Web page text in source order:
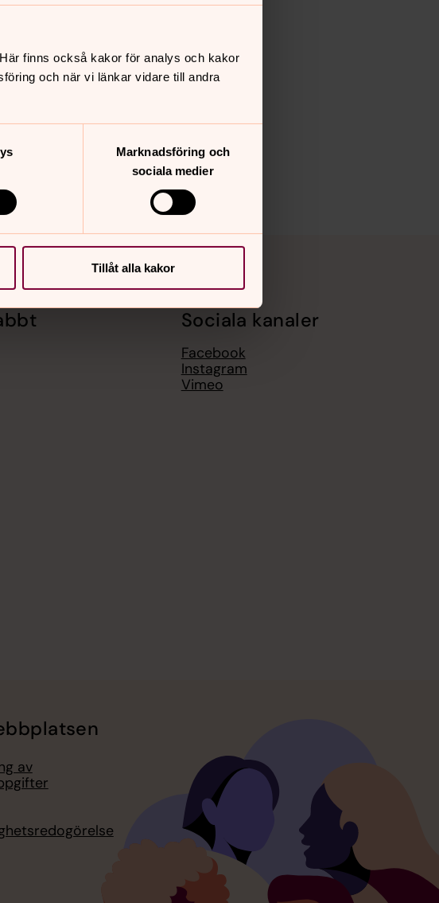
finns också kakor för analys och kakor
och när vi länkar vidare till andra
Marknadsföring och
sociala medier
Tillåt alla kakor
Sociala kanaler
Facebook
Instagram
Vimeo
av